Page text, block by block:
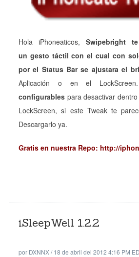
Hola iPhoneaticos, Swipebright
un gesto táctil con el cual con
por el Status Bar se ajustara el
Aplicación o en el
configurables para desactivar
LockScreen, si este Tweak te
Descargarlo ya.
Gratis en nuestra Repo: http://
iSleepWell 1.2.2
por DXNNX/18 de abril del 2012 4:16 PM